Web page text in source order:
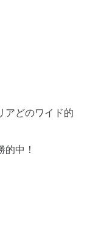
アどのワイド的
中！